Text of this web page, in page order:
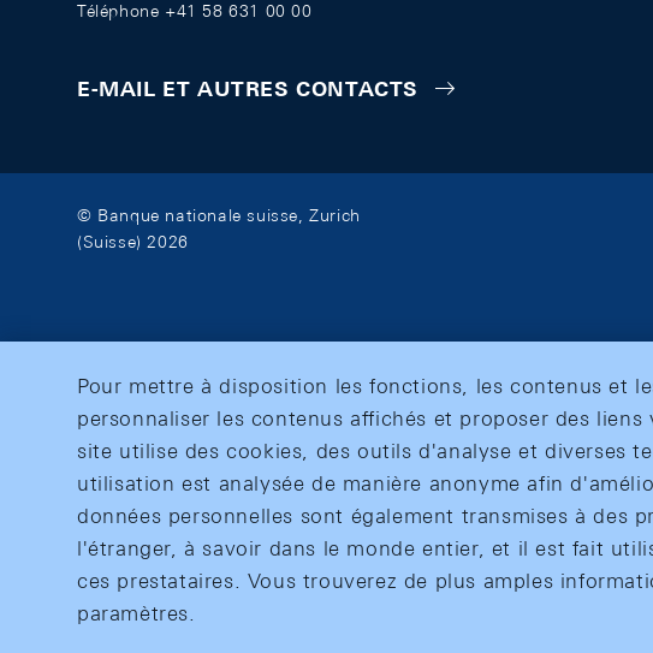
Téléphone +41 58 631 00 00
E-MAIL ET AUTRES CONTACTS
© Banque nationale suisse, Zurich
(Suisse) 2026
Pour mettre à disposition les fonctions, les contenus et
personnaliser les contenus affichés et proposer des liens
site utilise des cookies, des outils d'analyse et diverses
utilisation est analysée de manière anonyme afin
données personnelles sont également transmises à des
l'étranger, à savoir dans le monde entier, et il est fait
ces prestataires. Vous trouverez de plus amples
paramètres.